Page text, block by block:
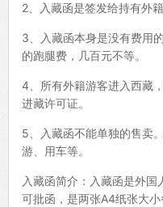
2、入藏函是签发给持有外
3、入藏函本身是没有费用
的跑腿费，几百元不等。
4、所有外籍游客进入西藏
进藏许可证。
5、入藏函不能单独的售卖
游、用车等。
入藏函简介：入藏函是外
可批函，是两张A4纸张大